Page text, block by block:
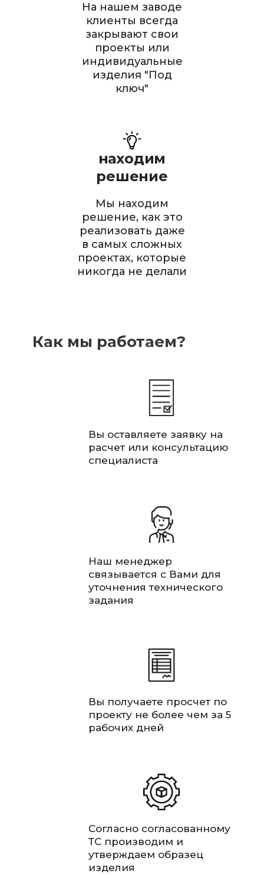
На нашем заводе
клиенты всегда
закрывают свои
проекты или
индивидуальные
изделия "Под
ключ"
находим
решение
Мы находим
решение, как это
реализовать даже
в самых сложных
проектах, которые
никогда не делали
Как мы работаем?
Вы оставляете заявку на
расчет или консультацию
специалиста
Наш менеджер
связывается с Вами для
уточнения технического
задания
Вы получаете просчет по
проекту не более чем за 5
рабочих дней
Согласно согласованному
ТС производим и
утверждаем образец
изделия